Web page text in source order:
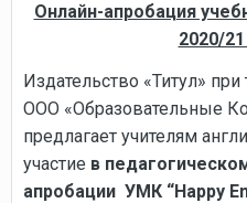
Онлайн-апробация
2020/
Издательство «Титул»
ООО «Образовательные
предлагает учителям
участие в
апробации УМК “Happy